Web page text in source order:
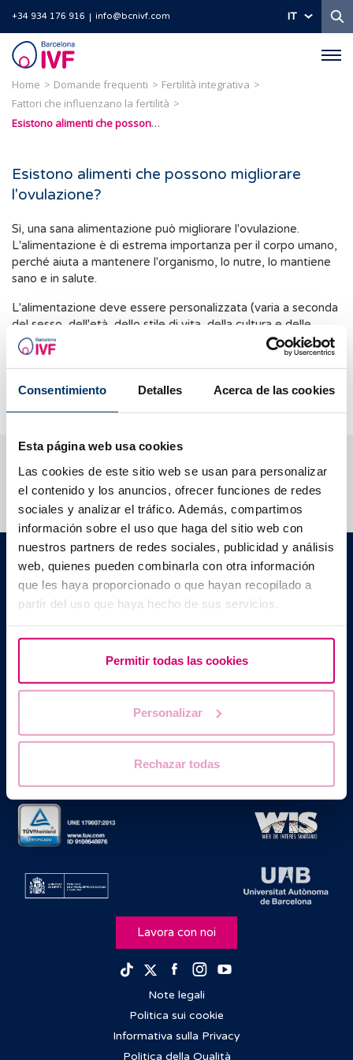
Consentimiento Detalles Acerca de las cookies
Esta página web usa cookies
Las cookies de este sitio web se usan para personalizar
el contenido y los anuncios, ofrecer funciones de redes
sociales y analizar el tráfico. Además, compartimos
información sobre el uso que haga del sitio web con
nuestros partners de redes sociales, publicidad y análisis
web, quienes pueden combinarla con otra información
que les haya proporcionado o que hayan recopilado a
partir del uso que haya hecho de sus servicios.
Permitir todas las cookies
Personalizar
Rechazar todas
+34 934 176 916 info@bcnivf.com IT
Barcelona
IVF
Home Domande frequenti
Fertilità integrativa
Fattori che influenzano la fertilità
Esistono alimenti che possono migliorare l'ovulazione?
Esistono alimenti che possono migliorare
l'ovulazione?
Sì, una sana alimentazione può migliorare l'ovulazione.
L'alimentazione è di estrema importanza per il corpo umano,
perché aiuta a mantenere l'organismo, lo nutre, lo mantiene
sano e in salute.
L'alimentazione deve essere personalizzata (varia a seconda
del sesso, dell'età, dello stile di vita, della cultura e delle
condizioni del corpo), completa (deve contenere tutti i
nutrienti di cui il nostro corpo ha bisogno), varia e sicura
(verificata e raccomandata da esperti), per nutrire il corpo in
modo corretto e sano.
Barcelona IVF
Edificio Planetarium
C./ Escoles Pies, 103. 08017 - Barcellona (Spagna)
+34 934 176 916
| info@bcnivf.com
Barcelona IVF è un centro medico autorizzato dalla Generalitat de
assistita con il codice identificativo E08050604.
Lavora con noi
TikTokTwitterFacebook
Instagram
Note legali
Politica sui cookie
Informativa sulla Privacy
Politica della Qualità